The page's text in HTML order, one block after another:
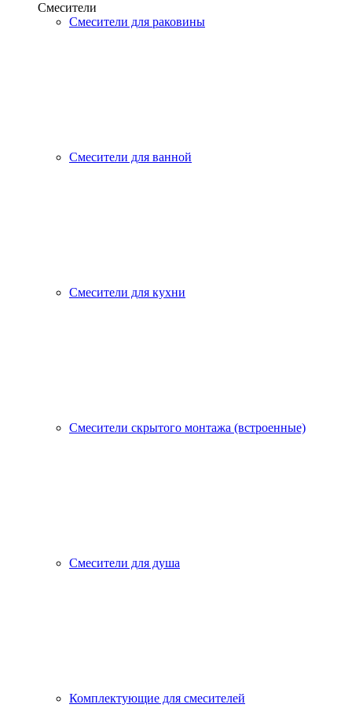
Смесители
Смесители для раковины
Смесители для ванной
Смесители для кухни
Смесители скрытого монтажа (встроенные)
Смесители для душа
Комплектующие для смесителей